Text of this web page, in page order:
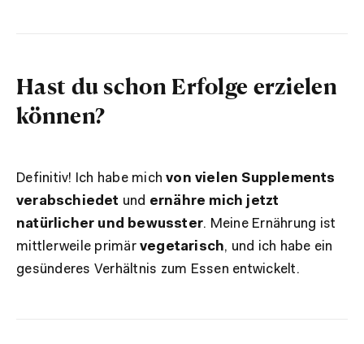
Hast du schon Erfolge erzielen
können?
Definitiv! Ich habe michvon vielen Supplements
verabschiedet und ernähre mich jetzt
natürlicher und bewusster. Meine Ernährung ist
mittlerweile primär vegetarisch, und ich habe ein
gesünderes Verhältnis zum Essen entwickelt.